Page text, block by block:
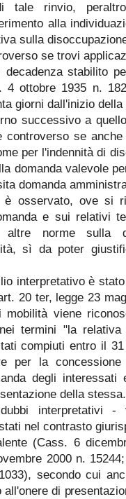
tale rinvio,
alla
sulla
se trovi
stabilito
4 ottobre 1935 n.
giorni dall'inizio
successivo a
se
per l'indennità di
domanda valevole
domanda
è osservato, ove si
e sui relativi
altre norme sulla
sì da poter
interpretativo è
20 ter, legge 23
mobilità viene
termini "la
compiuti entro il
per la
degli
della stessa.
interpretativi
nel contrasto
(Cass. 6
2000 n.
secondo cui
di